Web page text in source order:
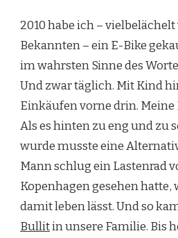
2010 habe ich –
Bekannten – ein E-Bike
im wahrsten Sinne des
Und zwar täglich. Mit Kind
Einkäufen vorne drin.
Als es hinten zu eng und zu
wurde musste eine
Mann schlug ein Lastenrad
Kopenhagen gesehen hatte,
damit leben lässt. Und so
Bullitin unsere Familie. Bis